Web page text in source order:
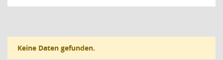
Keine Daten gefunden.